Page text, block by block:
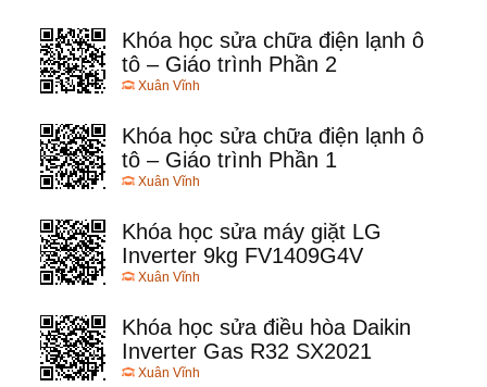
Khóa học sửa chữa điện lạnh ô
tô – Giáo trình Phần 2
Xuân Vĩnh
Khóa học sửa chữa điện lạnh ô
tô – Giáo trình Phần 1
Xuân Vĩnh
Khóa học sửa máy giặt LG
Inverter 9kg FV1409G4V
Xuân Vĩnh
Khóa học sửa điều hòa Daikin
Inverter Gas R32 SX2021
Xuân Vĩnh